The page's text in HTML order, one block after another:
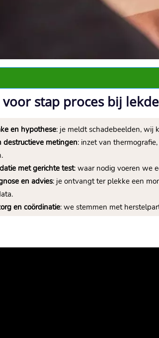
voor stap proces bij
en hypothese: je meldt schadebeelden, wij
destructieve metingen: inzet van
met gerichte test: waar nodig voeren we
en advies: je ontvangt ter plekke een
en coördinatie: we stemmen met